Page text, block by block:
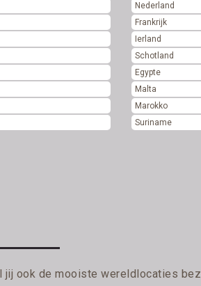
Nederland
Frankrijk
Ierland
Schotland
Egypte
Malta
Marokko
Suriname
ook de mooiste wereldlocaties